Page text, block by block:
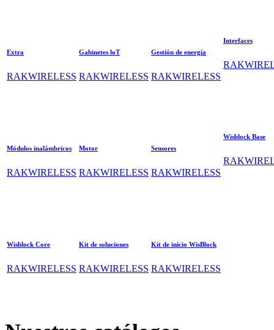
Extra
RAKWIRELESS
Gabinetes loT
RAKWIRELESS
Gestión de energía
RAKWIRELESS
Interfaces
Módulos inalámbricos
RAKWIRELESS
Motor
RAKWIRELESS
Sensores
RAKWIRELESS
Wisblock Base
Wisblock Core
RAKWIRELESS
Kit de soluciones
RAKWIRELESS
Kit de inicio WisBlock
RAKWIRELESS